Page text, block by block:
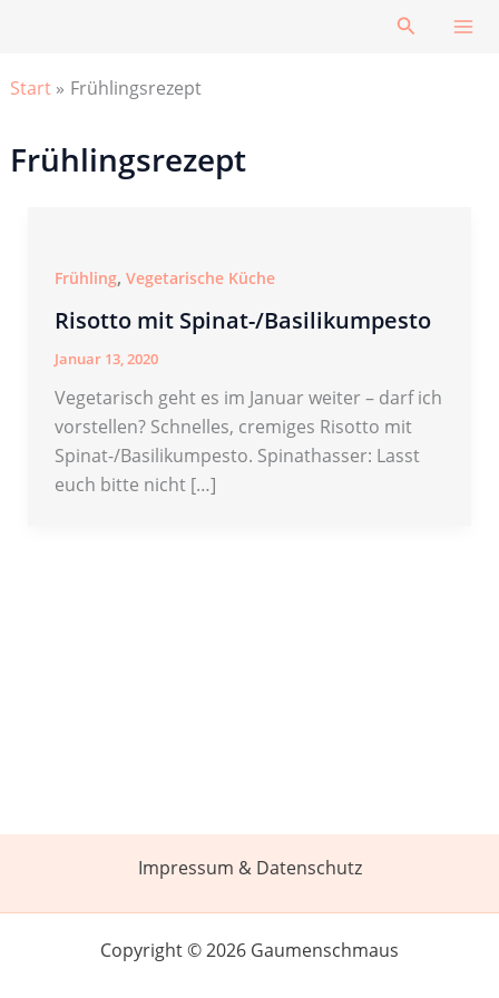
Suchen
Start Frühlingsrezept
Frühlingsrezept
Frühling, Vegetarische Küche
Risotto mit Spinat-/Basilikumpesto
Januar 13, 2020
Vegetarisch geht es im Januar weiter – darf ich
vorstellen? Schnelles, cremiges Risotto mit
Spinat-/Basilikumpesto. Spinathasser: Lasst
euch bitte nicht […]
Impressum & Datenschutz
Copyright © 2026 Gaumenschmaus